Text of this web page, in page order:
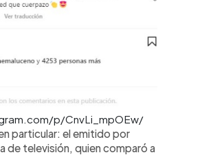
p/CnvLi_mpOEw/
particular: el emitido por
de televisión, quien comparó a